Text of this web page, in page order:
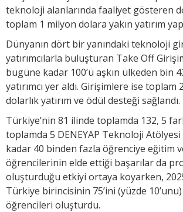
teknoloji alanlarında faaliyet gösteren
toplam 1 milyon dolara yakın yatırım
Dünyanın dört bir yanındaki teknoloji
yatırımcılarla buluşturan Take Off
bugüne kadar 100’ü aşkın ülkeden bin
yatırımcı yer aldı. Girişimlere ise
dolarlık yatırım ve ödül desteği sağlandı.
Türkiye’nin 81 ilinde toplamda 132, 5
toplamda 5 DENEYAP Teknoloji
kadar 40 binden fazla öğrenciye eğitim
öğrencilerinin elde ettiği başarılar da
oluşturduğu etkiyi ortaya koyarken, 2025
Türkiye birincisinin 75’ini (yüzde 10’unu)
öğrencileri oluşturdu.